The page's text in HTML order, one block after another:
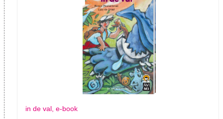
in de val, e-book